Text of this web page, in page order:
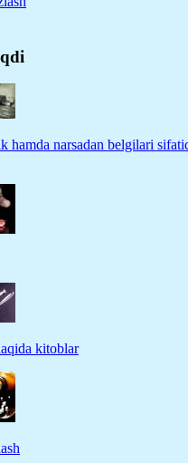
hamda narsadan belgilari
kitoblar